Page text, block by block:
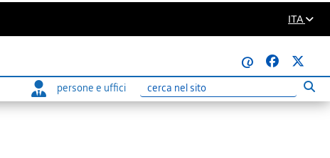
ITA
@
persone e uffici
Ricerca